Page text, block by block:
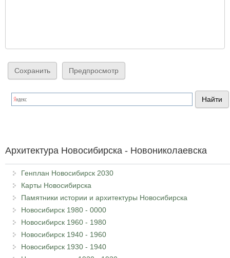
Архитектура Новосибирска - Новониколаевска
Генплан Новосибирск 2030
Карты Новосибирска
Памятники истории и архитектуры Новосибирска
Новосибирск 1980 - 0000
Новосибирск 1960 - 1980
Новосибирск 1940 - 1960
Новосибирск 1930 - 1940